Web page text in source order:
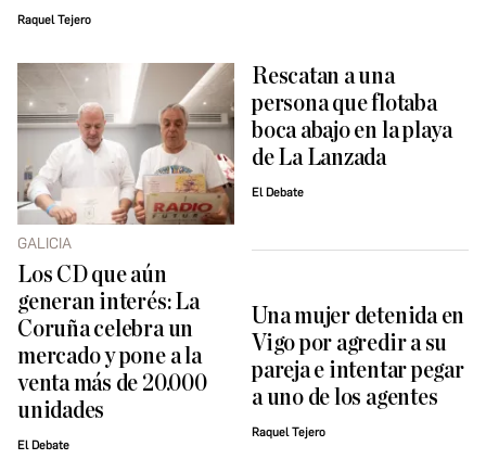
Raquel Tejero
GALICIA
Los CD que aún
generan interés: La
Coruña celebra un
mercado y pone a la
venta más de 20.000
unidades
El Debate
Rescatan a una
persona que flotaba
boca abajo en la playa
de La Lanzada
El Debate
Una mujer detenida en
Vigo por agredir a su
pareja e intentar pegar
a uno de los agentes
Raquel Tejero